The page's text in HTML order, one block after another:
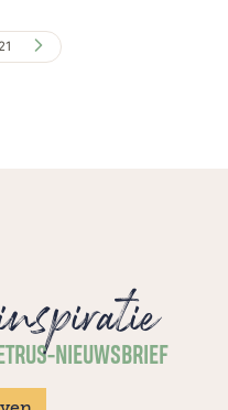
21
NIEUWSBRIEF